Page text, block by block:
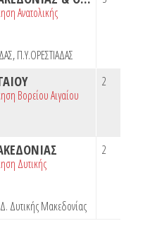
Ανατολικής
,Π.Υ.ΟΡΕΣΤΙΑΔΑΣ
Βορείου Αιγαίου
2
Δυτικής
Δυτικής Μακεδονίας
2